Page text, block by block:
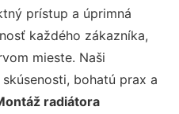
prístup a úprimná
každého zákazníka,
mieste. Naši
bohatú prax a
radiátora